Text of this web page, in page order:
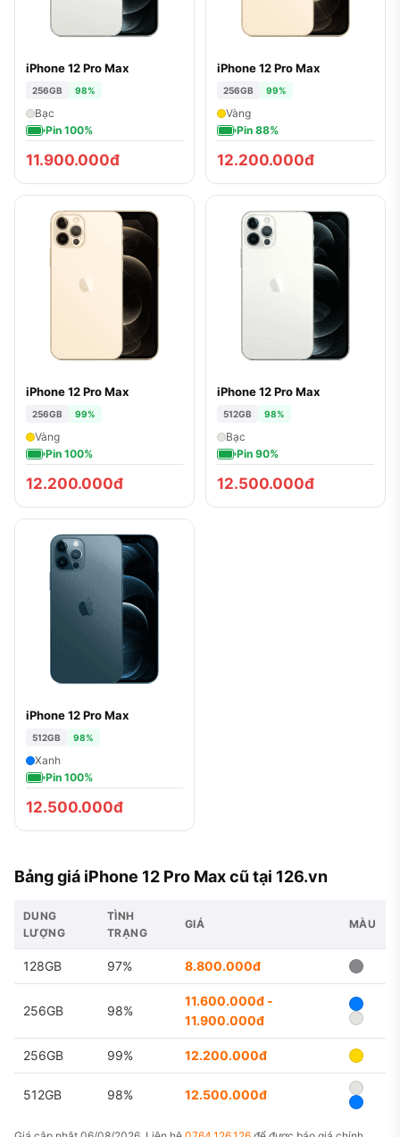
iPhone 12 Pro Max
256GB 98%
Bạc
Pin 100%
11.900.000đ
iPhone 12 Pro Max
256GB 99%
Vàng
Pin 88%
12.200.000đ
iPhone 12 Pro Max
256GB 99%
Vàng
Pin 100%
12.200.000đ
iPhone 12 Pro Max
512GB 98%
Bạc
Pin 90%
12.500.000đ
iPhone 12 Pro Max
512GB 98%
Xanh
Pin 100%
12.500.000đ
Bảng giá iPhone 12 Pro Max cũ tại 126.vn
DUNG
LƯỢNG
TÌNH
TRẠNG
GIÁ MÀU
128GB 97% 8.800.000đ
256GB 98%
11.600.000đ -
11.900.000đ
256GB 99% 12.200.000đ
512GB 98% 12.500.000đ